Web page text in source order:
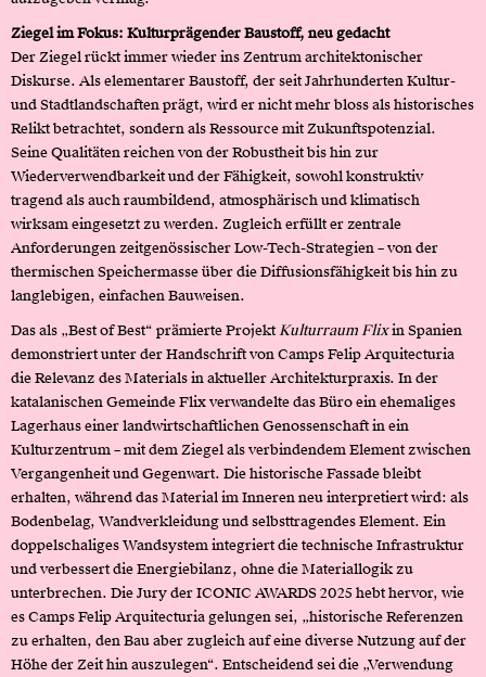
Ziegel im Fokus: Kulturprägender Baustoff, neu gedacht
Der Ziegel rückt immer wieder ins Zentrum architektonischer
Diskurse. Als elementarer Baustoff, der seit Jahrhunderten Kultur-
und Stadtlandschaften prägt, wird er nicht mehr bloss als historisches
Relikt betrachtet, sondern als Ressource mit Zukunftspotenzial.
Seine Qualitäten reichen von der Robustheit bis hin zur
Wiederverwendbarkeit und der Fähigkeit, sowohl konstruktiv
tragend als auch raumbildend, atmosphärisch und klimatisch
wirksam eingesetzt zu werden. Zugleich erfüllt er zentrale
Anforderungen zeitgenössischer Low-Tech-Strategien – von der
thermischen Speichermasse über die Diffusionsfähigkeit bis hin zu
langlebigen, einfachen Bauweisen.
Das als „Best of Best“ prämierte ProjektKulturraum Flixin Spanien
demonstriert unter der Handschrift von Camps Felip Arquitecturia
die Relevanz des Materials in aktueller Architekturpraxis. In der
katalanischen Gemeinde Flix verwandelte das Büro ein ehemaliges
Lagerhaus einer landwirtschaftlichen Genossenschaft in ein
Kulturzentrum – mit dem Ziegel als verbindendem Element zwischen
Vergangenheit und Gegenwart. Die historische Fassade bleibt
erhalten, während das Material im Inneren neu interpretiert wird: als
Bodenbelag, Wandverkleidung und selbsttragendes Element. Ein
doppelschaliges Wandsystem integriert die technische Infrastruktur
und verbessert die Energiebilanz, ohne die Materiallogik zu
unterbrechen. Die Jury der ICONIC AWARDS 2025 hebt hervor, wie
es Camps Felip Arquitecturia gelungen sei, „historische Referenzen
zu erhalten, den Bau aber zugleich auf eine diverse Nutzung auf der
Höhe der Zeit hin auszulegen“. Entscheidend sei die „Verwendung